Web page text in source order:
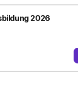
2026